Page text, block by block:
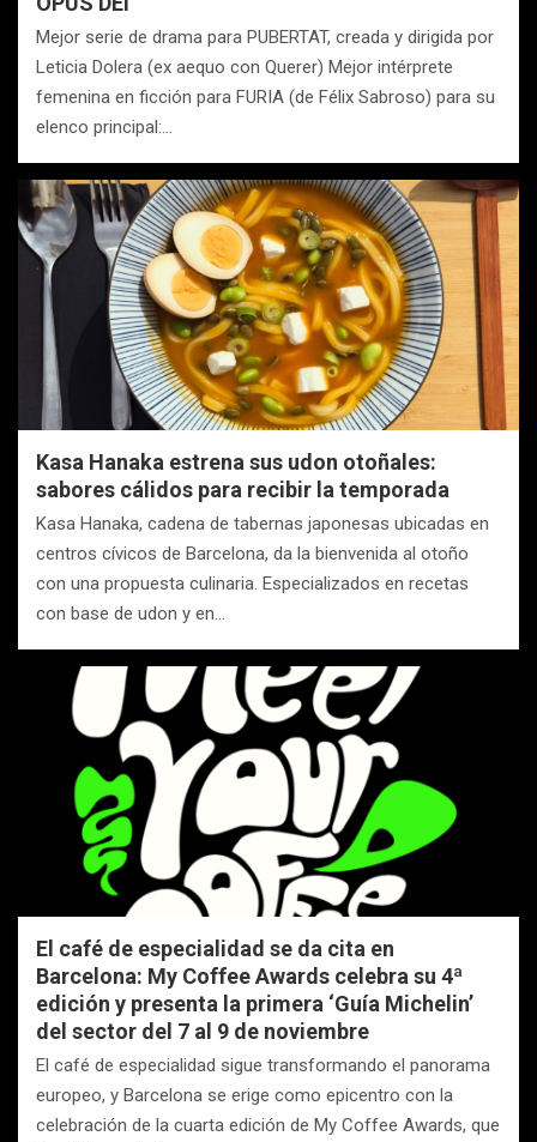
Mejor serie de drama para PUBERTAT, creada y dirigida por
Leticia Dolera (ex aequo con Querer) Mejor intérprete
femenina en ficción para FURIA (de Félix Sabroso) para su
elenco principal:…
Kasa Hanaka estrena sus udon otoñales:
sabores cálidos para recibir la temporada
Kasa Hanaka, cadena de tabernas japonesas ubicadas en
centros cívicos de Barcelona, da la bienvenida al otoño
con una propuesta culinaria. Especializados en recetas
con base de udon y en…
El café de especialidad se da cita en
Barcelona: My Coffee Awards celebra su 4ª
edición y presenta la primera ‘Guía Michelin’
del sector del 7 al 9 de noviembre
El café de especialidad sigue transformando el panorama
europeo, y Barcelona se erige como epicentro con la
celebración de la cuarta edición de My Coffee Awards, que